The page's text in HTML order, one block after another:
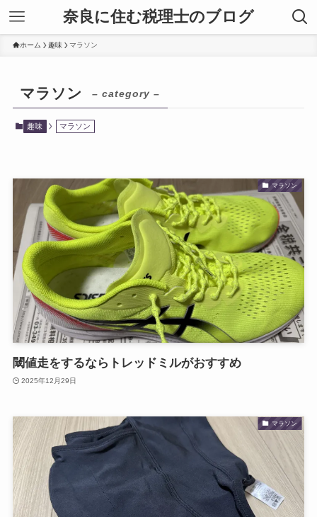
奈良に住む税理士のブログ
ホーム 趣味 マラソン
マラソン – category –
趣味 マラソン
マラソン
閾値走をするならトレッドミルがおすすめ
2025年12月29日
マラソン